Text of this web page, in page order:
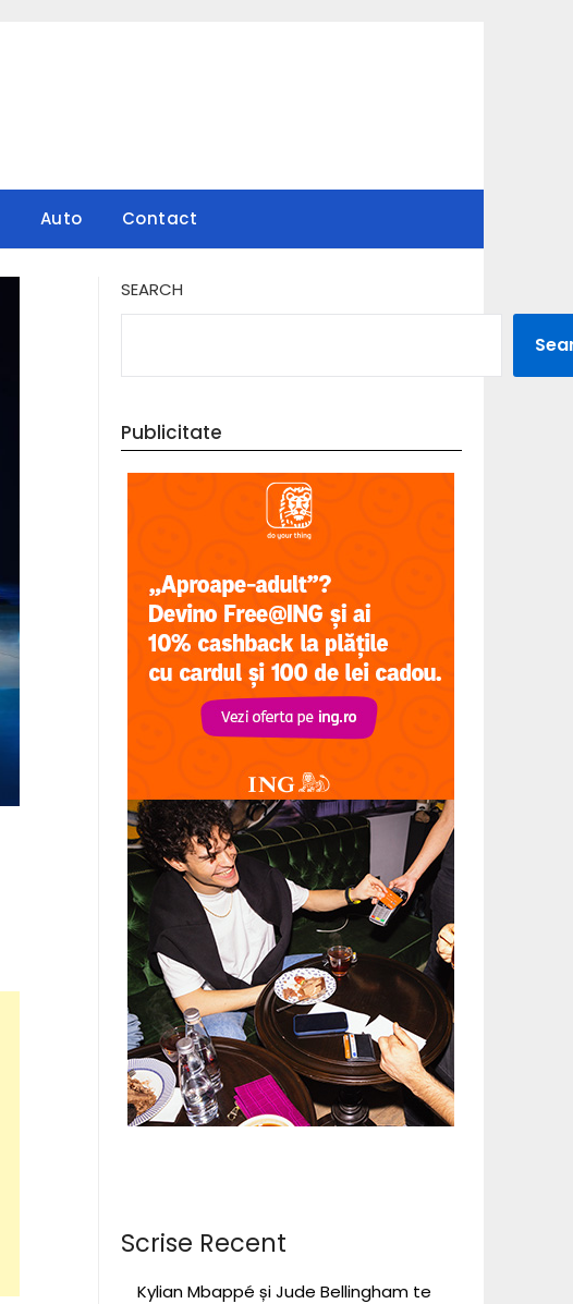
Auto Contact
SEARCH
Publicitate
Scrise Recent
Kylian Mbappé și Jude Bellingham te